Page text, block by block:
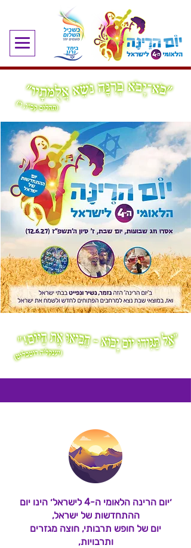
׳יום הרינה הלאומי ה-4 לישראל׳ הינו יום
ההתחדשות של ישראל,
יום של חופש תרבותי, חוצה מגזרים
ותרבויות,